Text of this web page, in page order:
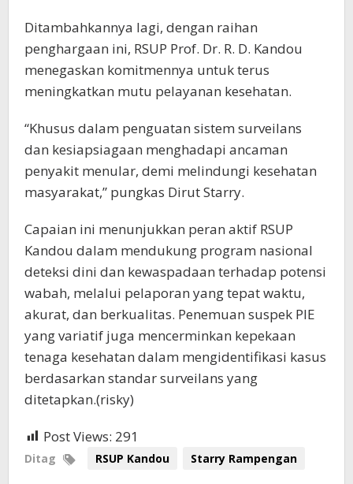
Ditambahkannya lagi, dengan raihan
penghargaan ini, RSUP Prof. Dr. R. D. Kandou
menegaskan komitmennya untuk terus
meningkatkan mutu pelayanan kesehatan.
“Khusus dalam penguatan sistem surveilans
dan kesiapsiagaan menghadapi ancaman
penyakit menular, demi melindungi kesehatan
masyarakat,” pungkas Dirut Starry.
Capaian ini menunjukkan peran aktif RSUP
Kandou dalam mendukung program nasional
deteksi dini dan kewaspadaan terhadap potensi
wabah, melalui pelaporan yang tepat waktu,
akurat, dan berkualitas. Penemuan suspek PIE
yang variatif juga mencerminkan kepekaan
tenaga kesehatan dalam mengidentifikasi kasus
berdasarkan standar surveilans yang
ditetapkan.(risky)
Post Views: 291
Ditag RSUP Kandou Starry Rampengan